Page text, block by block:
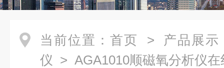
当前位置： 首页 > 产品展示
仪 > AGA1010顺磁氧分析仪